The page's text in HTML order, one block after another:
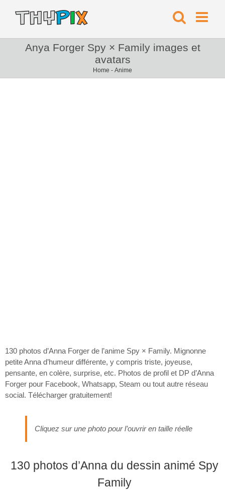
Anya Forger Spy × Family images et
avatars
Home - Anime
130 photos d’Anna Forger de l’anime Spy × Family. Mignonne
petite Anna d’humeur différente, y compris triste, joyeuse,
pensante, en colère, surprise, etc. Photos de profil et DP d’Anna
Forger pour Facebook, Whatsapp, Steam ou tout autre réseau
social. Télécharger gratuitement!
Cliquez sur une photo pour l’ouvrir en taille réelle
130 photos d’Anna du dessin animé Spy
Family